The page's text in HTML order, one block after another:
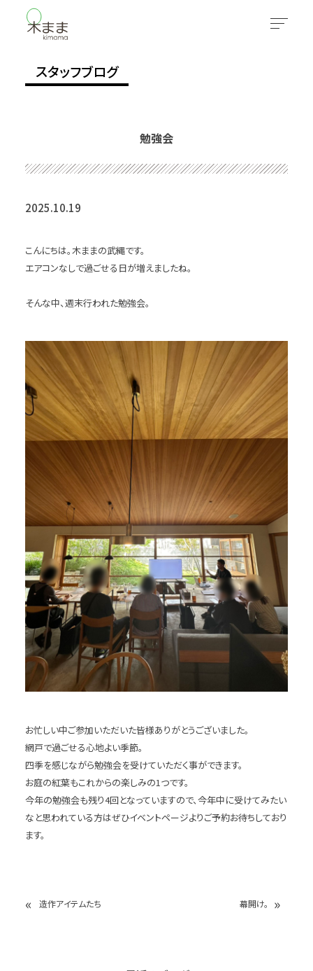
スタッフブログ
勉強会
2025.10.19
こんにちは。木ままの武縄です。
エアコンなしで過ごせる日が増えましたね。
そんな中、週末行われた勉強会。
お忙しい中ご参加いただいた皆様ありがとうございました。
網戸で過ごせる心地よい季節。
四季を感じながら勉強会を受けていただく事ができます。
お庭の紅葉もこれからの楽しみの1つです。
今年の勉強会も残り4回となっていますので、今年中に受けてみたい
なと思われている方はぜひイベントページよりご予約お待ちしており
ます。
« 造作アイテムたち 幕開け。 »